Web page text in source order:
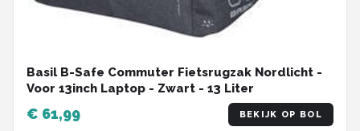
Basil B-Safe Commuter Fietsrugzak Nordlicht -
Voor 13inch Laptop - Zwart - 13 Liter
€ 61,99 BEKIJK OP BOL